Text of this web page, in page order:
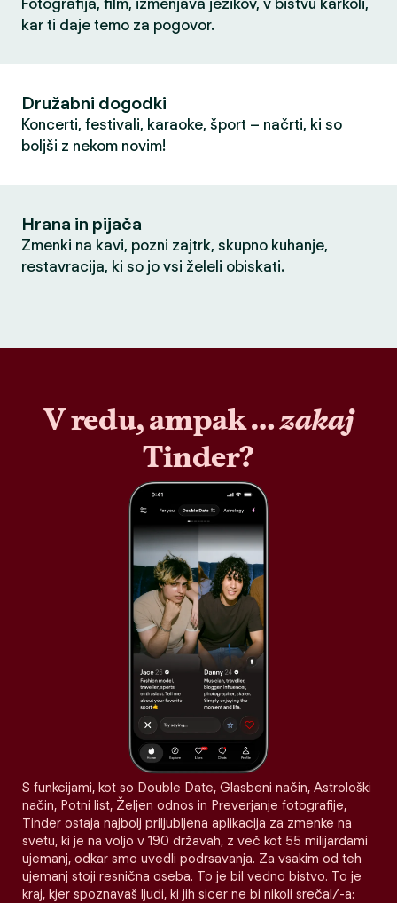
Fotografija, film, izmenjava jezikov, v bistvu karkoli,
kar ti daje temo za pogovor.
Družabni dogodki
Koncerti, festivali, karaoke, šport – načrti, ki so
boljši z nekom novim!
Hrana in pijača
Zmenki na kavi, pozni zajtrk, skupno kuhanje,
restavracija, ki so jo vsi želeli obiskati.
V redu, ampak …zakaj
Tinder?
S funkcijami, kot so Double Date, Glasbeni način, Astrološki
način, Potni list, Željen odnos in Preverjanje fotografije,
Tinder ostaja najbolj priljubljena aplikacija za zmenke na
svetu, ki je na voljo v 190 državah, z več kot 55 milijardami
ujemanj, odkar smo uvedli podrsavanja. Za vsakim od teh
ujemanj stoji resnična oseba. To je bil vedno bistvo. To je
kraj, kjer spoznavaš ljudi, ki jih sicer ne bi nikoli srečal/-a: